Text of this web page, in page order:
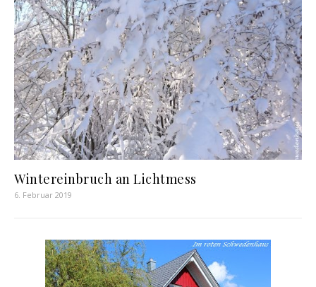
Wintereinbruch an Lichtmess
6. Februar 2019